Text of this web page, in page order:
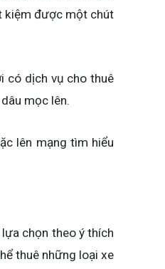
kiệm được một chút
có dịch vụ cho thuê
mọc lên.
lên mạng tìm hiểu
chọn theo ý thích
thuê những loại xe